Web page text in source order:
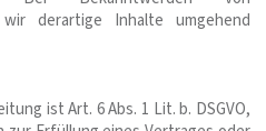
derartige Inhalte umgehend
ist Art. 6 Abs. 1 Lit. b. DSGVO,